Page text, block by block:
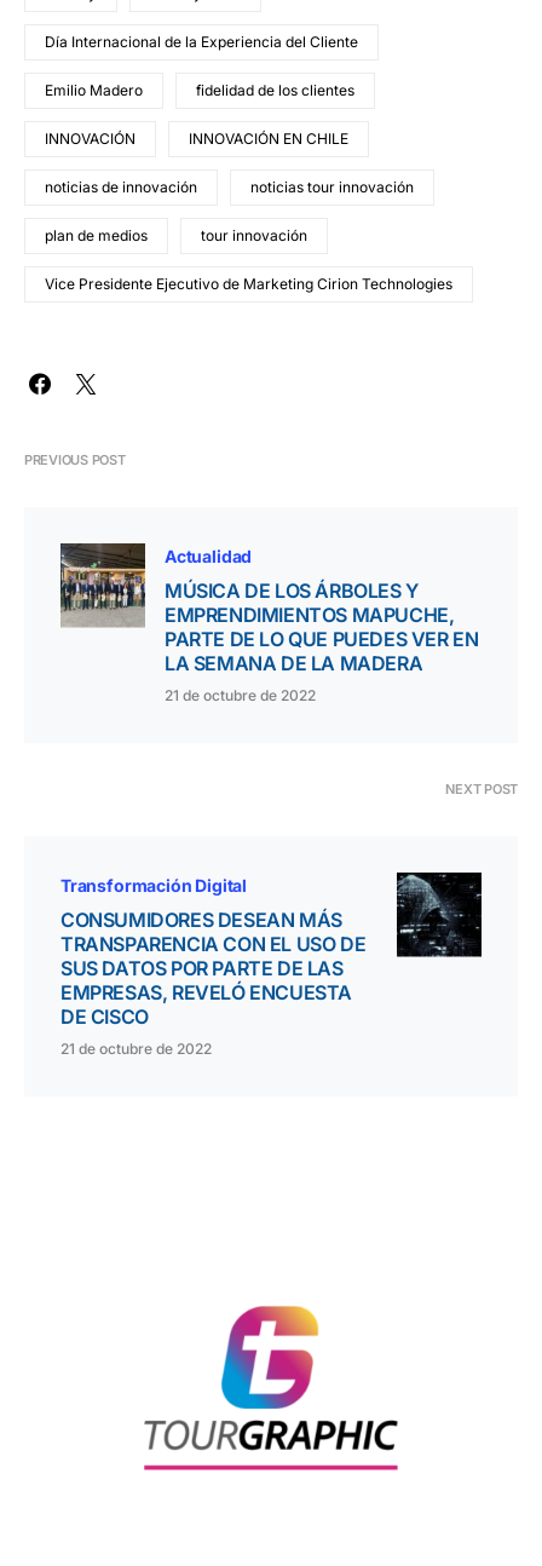
Día Internacional de la Experiencia del Cliente
Emilio Madero fidelidad de los clientes
INNOVACIÓN INNOVACIÓN EN CHILE
noticias de innovación noticias tour innovación
plan de medios tour innovación
Vice Presidente Ejecutivo de Marketing Cirion Technologies
PREVIOUS POST
Actualidad
MÚSICA DE LOS ÁRBOLES Y
EMPRENDIMIENTOS MAPUCHE,
PARTE DE LO QUE PUEDES VER EN
LA SEMANA DE LA MADERA
21 de octubre de 2022
NEXT POST
Transformación Digital
CONSUMIDORES DESEAN MÁS
TRANSPARENCIA CON EL USO DE
SUS DATOS POR PARTE DE LAS
EMPRESAS, REVELÓ ENCUESTA
DE CISCO
21 de octubre de 2022